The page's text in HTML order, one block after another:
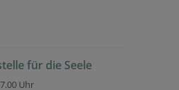
für die Seele
Uhr